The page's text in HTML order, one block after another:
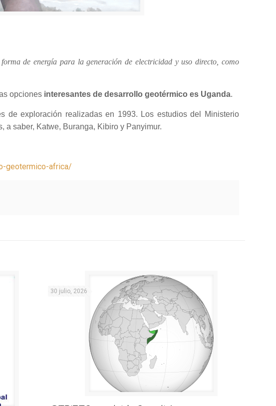
de energía para la generación de electricidad y uso directo, como
opciones interesantes de desarrollo geotérmico es Uganda.
de exploración realizadas en 1993. Los estudios del Ministerio
a saber, Katwe, Buranga, Kibiro y Panyimur.
geotermico-africa/
30 julio, 2026